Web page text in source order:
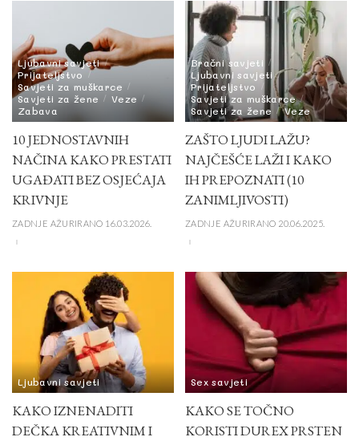
Ljubavni savjeti
Prijateljstvo
Savjeti za muškarce
Savjeti za žene
Veze
Zabava
10 JEDNOSTAVNIH
NAČINA KAKO PRESTATI
UGAĐATI BEZ OSJEĆAJA
KRIVNJE
ZADNJE AŽURIRANO 16.03.2026.
Bračni savjeti
Ljubavni savjeti
Prijateljstvo
Savjeti za muškarce
Savjeti za žene
Veze
ZAŠTO LJUDI LAŽU?
NAJČEŠĆE LAŽI I KAKO
IH PREPOZNATI (10
ZANIMLJIVOSTI)
ZADNJE AŽURIRANO 20.06.2025.
Ljubavni savjeti
KAKO IZNENADITI
DEČKA KREATIVNIM I
Sex savjeti
KAKO SE TOČNO
KORISTI DUREX PRSTEN